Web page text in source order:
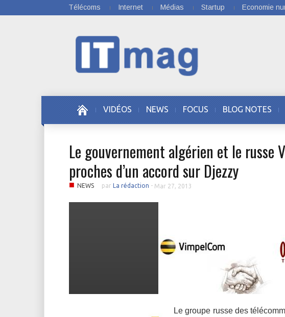
Télécoms Internet Médias Startup Economie
VIDÉOS NEWS FOCUS BLOG NOTES
Le gouvernement algérien et le russe
proches d’un accord sur Djezzy
■ NEWS par La rédaction - Mar 27, 2013
Le groupe russe des